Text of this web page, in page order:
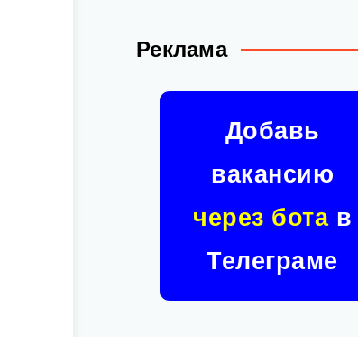
Реклама
Добавь
вакансию
через ботав
Телеграме